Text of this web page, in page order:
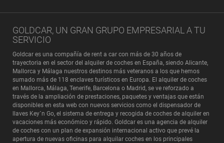
GOLDCAR, UN GRAN GRUPO EMPRESARIAL A TU
SERVICIO
Goldcar es una compañía de rent a car con más de 30 años de
trayectoria en el sector del alquiler de coches en España, siendo Alicante,
Mallorca y Málaga nuestros destinos más veteranos a los que hemos
sumado más de 118 enclaves turísticos en Europa. El alquiler de coches
en Mallorca, Málaga, Tenerife, Barcelona o Madrid, se ve reforzado a
través de la ampliación de prestaciones, paquetes y ventajas que están
disponibles en esta web con nuevos servicios como el dispensador de
llaves Key´n Go, el sistema de entrega y recogida de coches de alquiler en
vacaciones más económico y rápido. Goldcar es una agencia de alquiler
de coches con un plan de expansión internacional activo que prevé la
apertura de nuevas oficinas para alquilar coches en los principales